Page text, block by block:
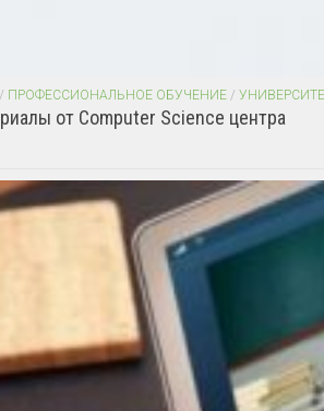
/ ПРОФЕССИОНАЛЬНОЕ ОБУЧЕНИЕ /
от Computer Science центра